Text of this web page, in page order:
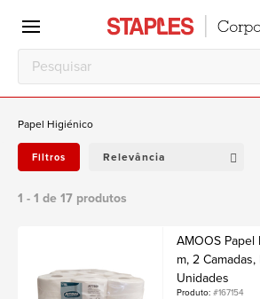
Escritório
Local
trabalho
Papel Higiénico
Filtros Relevância
1 - 1 de 17 produtos
AMOOS
m, 2
Unidades
Produto:#167154